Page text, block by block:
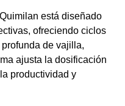
está diseñado
ofreciendo ciclos
de vajilla,
ajusta la dosificación
productividad y